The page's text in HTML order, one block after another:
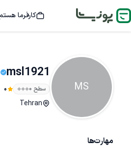
کارفرما
MS
msl1921
سطح ۰ 0
Tehran
مهارت‌ها